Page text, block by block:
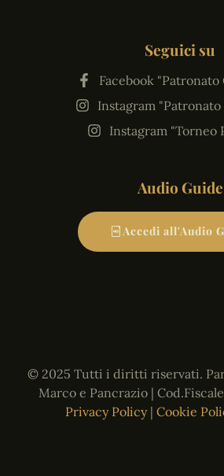
Seguici su
Facebook "Patronato
Instagram "Patronato
Instagram "Torneo
Audio Guide
Accedi all'Audio
© 2025 Tutti i diritti riservati.
Marco e Pancrazio |
Privacy Policy| Cookie